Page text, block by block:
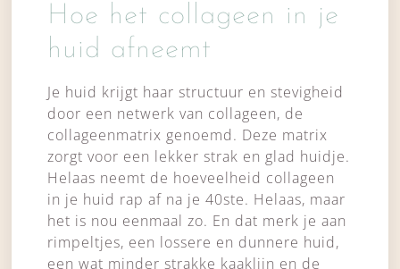
Hoe het collageen in je
huid afneemt
Je huid krijgt haar structuur en stevigheid
door een netwerk van collageen, de
collageenmatrix genoemd. Deze matrix
zorgt voor een lekker strak en glad huidje.
Helaas neemt de hoeveelheid collageen
in je huid rap af na je 40ste. Helaas, maar
het is nou eenmaal zo. En dat merk je aan
rimpeltjes, een lossere en dunnere huid,
een wat minder strakke kaaklijn en de